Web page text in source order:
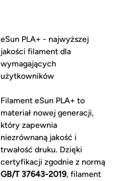
eSun PLA+ - najwyższej
jakości filament dla
wymagających
użytkowników
Filament eSun PLA+ to
materiał nowej generacji,
który zapewnia
niezrównaną jakość i
trwałość druku. Dzięki
certyfikacji zgodnie z normą
GB/T 37643-2019, filament